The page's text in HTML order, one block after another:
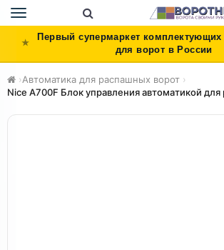
Toggle
navigation
Первый супермаркет комплектующих
для ворот в России
›Автоматика для распашных ворот ›
Nice A700F Блок управления автоматикой